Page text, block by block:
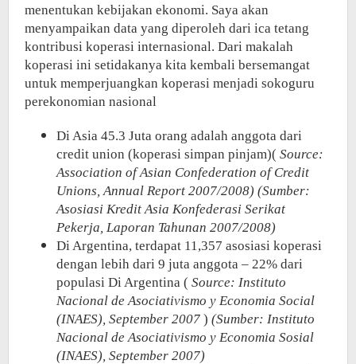
menentukan kebijakan ekonomi. Saya akan
menyampaikan data yang diperoleh dari ica tetang
kontribusi koperasi internasional. Dari makalah
koperasi ini setidakanya kita kembali bersemangat
untuk memperjuangkan koperasi menjadi sokoguru
perekonomian nasional
Di Asia 45.3 Juta orang adalah anggota dari
credit union (koperasi simpan pinjam)( Source:
Association of Asian Confederation of Credit
Unions, Annual Report 2007/2008) (Sumber:
Asosiasi Kredit Asia Konfederasi Serikat
Pekerja, Laporan Tahunan 2007/2008)
Di Argentina, terdapat 11,357 asosiasi koperasi
dengan lebih dari 9 juta anggota – 22% dari
populasi Di Argentina ( Source: Instituto
Nacional de Asociativismo y Economia Social
(INAES), September 2007 ) (Sumber: Instituto
Nacional de Asociativismo y Economia Sosial
(INAES), September 2007)